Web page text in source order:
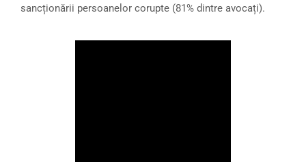
sancționării persoanelor corupte (81% dintre avocați).